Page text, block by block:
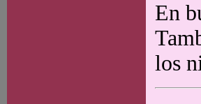
En
los